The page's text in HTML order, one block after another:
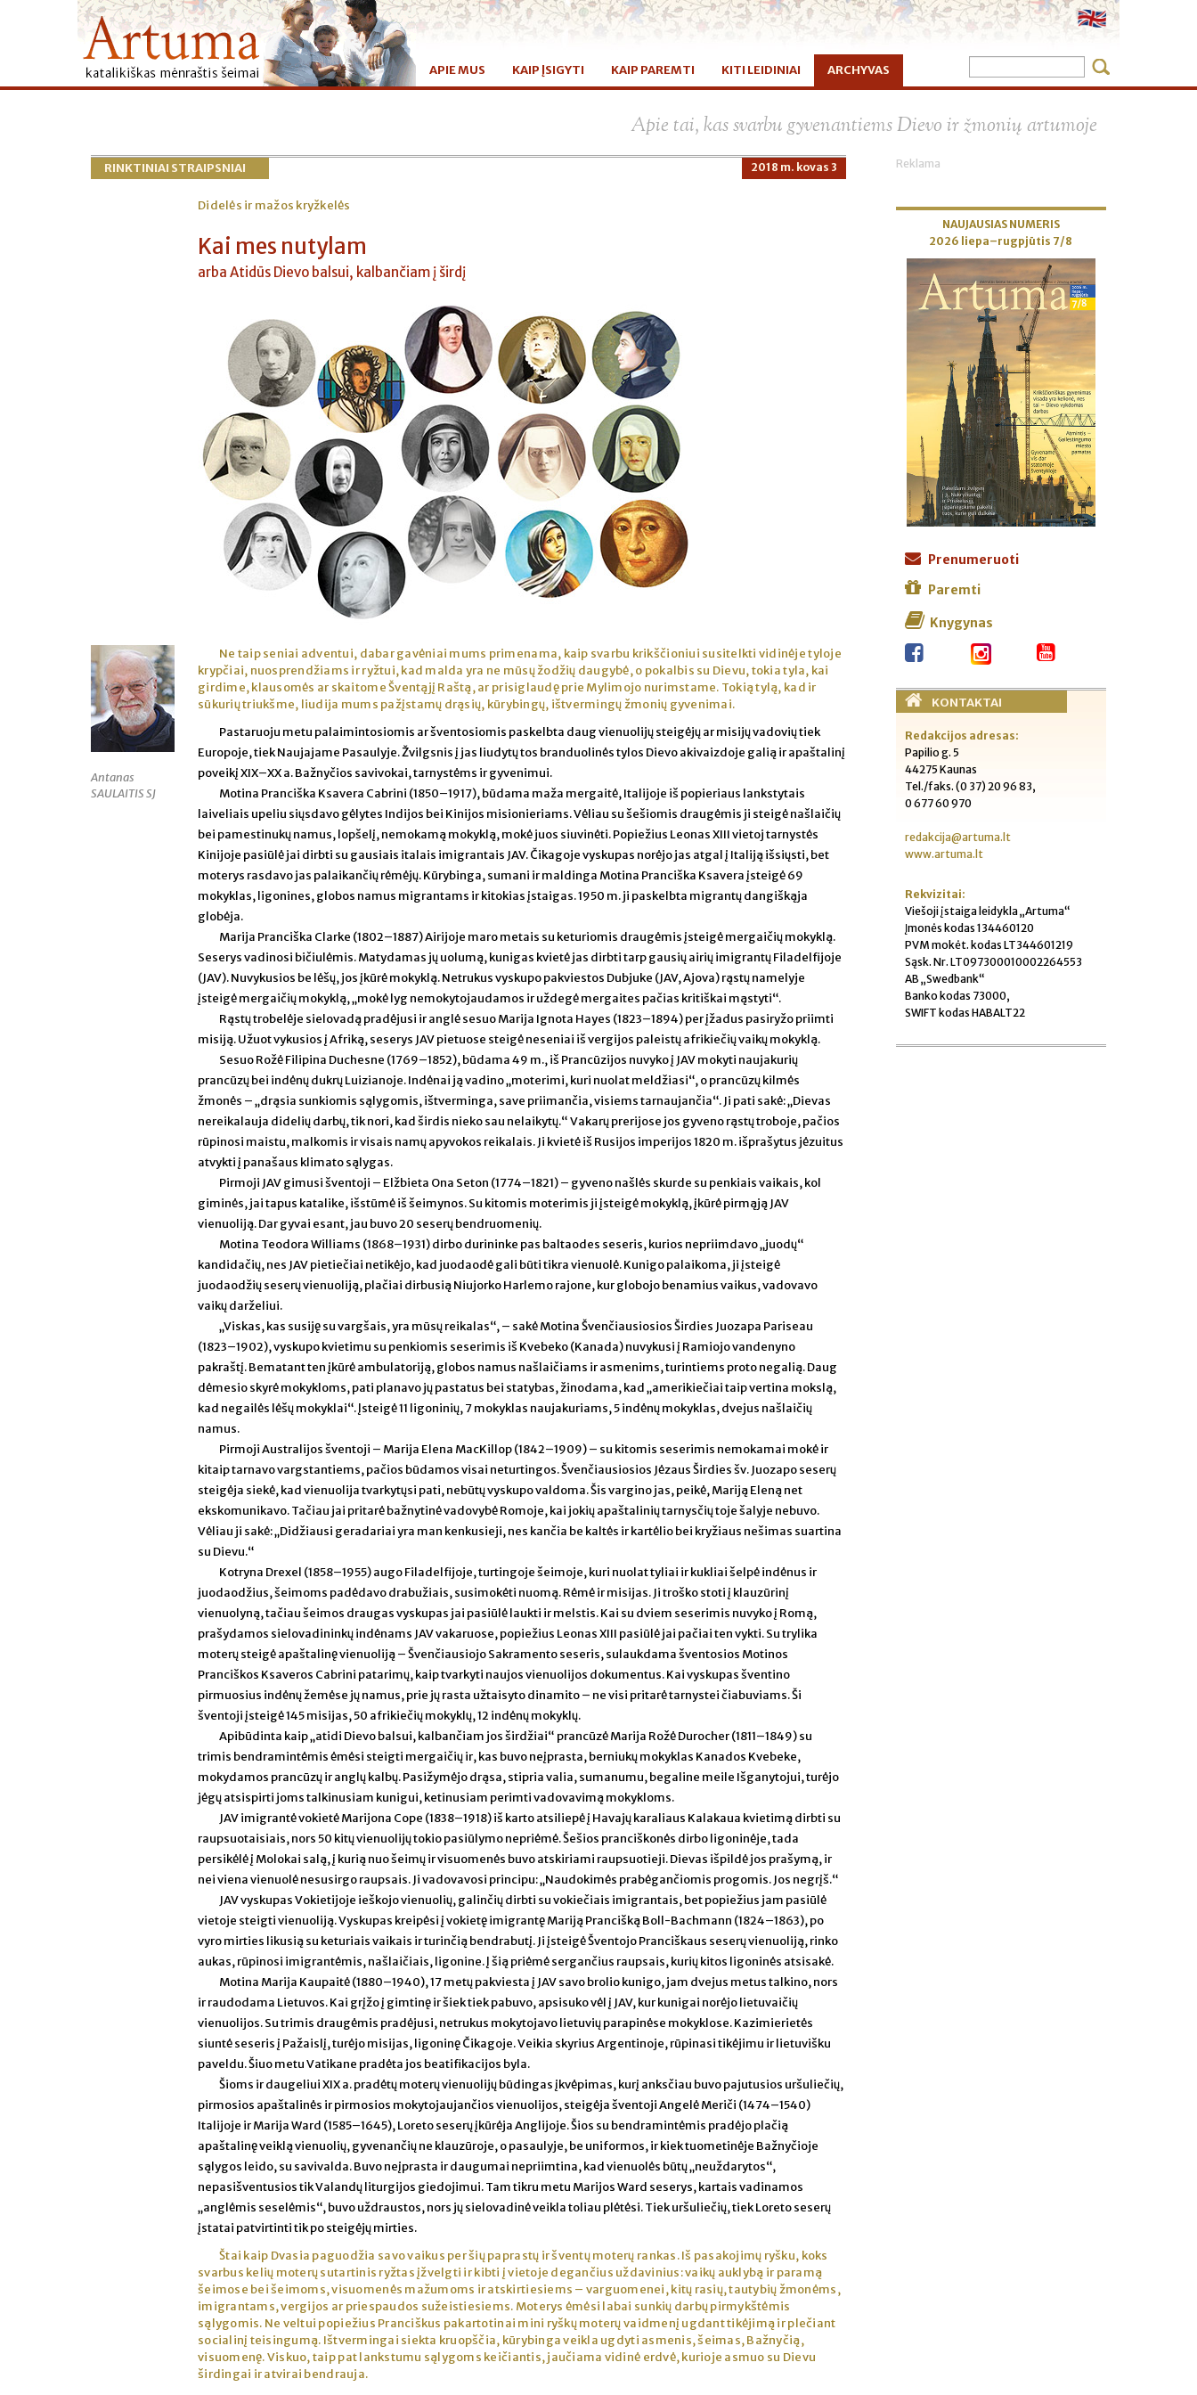
APIE MUS KAIP ĮSIGYTI KAIP PAREMTI KITI LEIDINIAI ARCHYVAS
Apie tai, kas svarbu gyvenantiems Dievo ir žmonių artumoje
RINKTINIAI STRAIPSNIAI 2018 m. kovas 3
Didelės ir mažos kryžkelės
Kai mes nutylam
arba Atidūs Dievo balsui, kalbančiam į širdį
Antanas
SAULAITIS SJ
Ne taip seniai adventui, dabar gavėniai mums primenama, kaip svarbu krikščioniui susitelkti vidinėje tyloje
krypčiai, nuosprendžiams ir ryžtui, kad malda yra ne mūsų žodžių daugybė, o pokalbis su Dievu, tokia tyla, kai
girdime, klausomės ar skaitome Šventąjį Raštą, ar prisiglaudę prie Mylimojo nurimstame. Tokią tylą, kad ir
sūkurių triukšme, liudija mums pažįstamų drąsių, kūrybingų, ištvermingų žmonių gyvenimai.
Pastaruoju metu palaimintosiomis ar šventosiomis paskelbta daug vienuolijų steigėjų ar misijų vadovių tiek
Europoje, tiek Naujajame Pasaulyje. Žvilgsnis į jas liudytų tos branduolinės tylos Dievo akivaizdoje galią ir apaštalinį
poveikį XIX–XX a. Bažnyčios savivokai, tarnystėms ir gyvenimui.
Motina Pranciška Ksavera Cabrini (1850–1917), būdama maža mergaitė, Italijoje iš popieriaus lankstytais
laiveliais upeliu siųsdavo gėlytes Indijos bei Kinijos misionieriams. Vėliau su šešiomis draugėmis ji steigė našlaičių
bei pamestinukų namus, lopšelį, nemokamą mokyklą, mokė juos siuvinėti. Popiežius Leonas XIII vietoj tarnystės
Kinijoje pasiūlė jai dirbti su gausiais italais imigrantais JAV. Čikagoje vyskupas norėjo jas atgal į Italiją išsiųsti, bet
moterys rasdavo jas palaikančių rėmėjų. Kūrybinga, sumani ir maldinga Motina Pranciška Ksavera įsteigė 69
mokyklas, ligonines, globos namus migrantams ir kitokias įstaigas. 1950 m. ji paskelbta migrantų dangiškąja
globėja.
Marija Pranciška Clarke (1802–1887) Airijoje maro metais su keturiomis draugėmis įsteigė mergaičių mokyklą.
Seserys vadinosi bičiulėmis. Matydamas jų uolumą, kunigas kvietė jas dirbti tarp gausių airių imigrantų Filadelfijoje
(JAV). Nuvykusios be lėšų, jos įkūrė mokyklą. Netrukus vyskupo pakviestos Dubjuke (JAV, Ajova) rąstų namelyje
įsteigė mergaičių mokyklą, „mokė lyg nemokytojaudamos ir uždegė mergaites pačias kritiškai mąstyti“.
Rąstų trobelėje sielovadą pradėjusi ir anglė sesuo Marija Ignota Hayes (1823–1894) per įžadus pasiryžo priimti
misiją. Užuot vykusios į Afriką, seserys JAV pietuose steigė neseniai iš vergijos paleistų afrikiečių vaikų mokyklą.
Sesuo Rožė Filipina Duchesne (1769–1852), būdama 49 m., iš Prancūzijos nuvyko į JAV mokyti naujakurių
prancūzų bei indėnų dukrų Luizianoje. Indėnai ją vadino „moterimi, kuri nuolat meldžiasi“, o prancūzų kilmės
žmonės – „drąsia sunkiomis sąlygomis, ištverminga, save priimančia, visiems tarnaujančia“. Ji pati sakė: „Dievas
nereikalauja didelių darbų, tik nori, kad širdis nieko sau nelaikytų.“ Vakarų prerijose jos gyveno rąstų troboje, pačios
rūpinosi maistu, malkomis ir visais namų apyvokos reikalais. Ji kvietė iš Rusijos imperijos 1820 m. išprašytus jėzuitus
atvykti į panašaus klimato sąlygas.
Pirmoji JAV gimusi šventoji – Elžbieta Ona Seton (1774–1821) – gyveno našlės skurde su penkiais vaikais, kol
giminės, jai tapus katalike, išstūmė iš šeimynos. Su kitomis moterimis ji įsteigė mokyklą, įkūrė pirmąją JAV
vienuoliją. Dar gyvai esant, jau buvo 20 seserų bendruomenių.
Motina Teodora Williams (1868–1931) dirbo durininke pas baltaodes seseris, kurios nepriimdavo „juodų“
kandidačių, nes JAV pietiečiai netikėjo, kad juodaodė gali būti tikra vienuolė. Kunigo palaikoma, ji įsteigė
juodaodžių seserų vienuoliją, plačiai dirbusią Niujorko Harlemo rajone, kur globojo benamius vaikus, vadovavo
vaikų darželiui.
„Viskas, kas susiję su vargšais, yra mūsų reikalas“, – sakė Motina Švenčiausiosios Širdies Juozapa Pariseau
(1823–1902), vyskupo kvietimu su penkiomis seserimis iš Kvebeko (Kanada) nuvykusi į Ramiojo vandenyno
pakraštį. Bematant ten įkūrė ambulatoriją, globos namus našlaičiams ir asmenims, turintiems proto negalią. Daug
dėmesio skyrė mokykloms, pati planavo jų pastatus bei statybas, žinodama, kad „amerikiečiai taip vertina mokslą,
kad negailės lėšų mokyklai“. Įsteigė 11 ligoninių, 7 mokyklas naujakuriams, 5 indėnų mokyklas, dvejus našlaičių
namus.
Pirmoji Australijos šventoji – Marija Elena MacKillop (1842–1909) – su kitomis seserimis nemokamai mokė ir
kitaip tarnavo vargstantiems, pačios būdamos visai neturtingos. Švenčiausiosios Jėzaus Širdies šv. Juozapo seserų
steigėja siekė, kad vienuolija tvarkytųsi pati, nebūtų vyskupo valdoma. Šis vargino jas, peikė, Mariją Eleną net
ekskomunikavo. Tačiau jai pritarė bažnytinė vadovybė Romoje, kai jokių apaštalinių tarnysčių toje šalyje nebuvo.
Vėliau ji sakė: „Didžiausi geradariai yra man kenkusieji, nes kančia be kaltės ir kartėlio bei kryžiaus nešimas suartina
su Dievu.“
Kotryna Drexel (1858–1955) augo Filadelfijoje, turtingoje šeimoje, kuri nuolat tyliai ir kukliai šelpė indėnus ir
juodaodžius, šeimoms padėdavo drabužiais, susimokėti nuomą. Rėmė ir misijas. Ji troško stoti į klauzūrinį
vienuolyną, tačiau šeimos draugas vyskupas jai pasiūlė laukti ir melstis. Kai su dviem seserimis nuvyko į Romą,
prašydamos sielovadininkų indėnams JAV vakaruose, popiežius Leonas XIII pasiūlė jai pačiai ten vykti. Su trylika
moterų steigė apaštalinę vienuoliją – Švenčiausiojo Sakramento seseris, sulaukdama šventosios Motinos
Pranciškos Ksaveros Cabrini patarimų, kaip tvarkyti naujos vienuolijos dokumentus. Kai vyskupas šventino
pirmuosius indėnų žemėse jų namus, prie jų rasta užtaisyto dinamito – ne visi pritarė tarnystei čiabuviams. Ši
šventoji įsteigė 145 misijas, 50 afrikiečių mokyklų, 12 indėnų mokyklų.
Apibūdinta kaip „atidi Dievo balsui, kalbančiam jos širdžiai“ prancūzė Marija Rožė Durocher (1811–1849) su
trimis bendramintėmis ėmėsi steigti mergaičių ir, kas buvo neįprasta, berniukų mokyklas Kanados Kvebeke,
mokydamos prancūzų ir anglų kalbų. Pasižymėjo drąsa, stipria valia, sumanumu, begaline meile Išganytojui, turėjo
jėgų atsispirti joms talkinusiam kunigui, ketinusiam perimti vadovavimą mokykloms.
JAV imigrantė vokietė Marijona Cope (1838–1918) iš karto atsiliepė į Havajų karaliaus Kalakaua kvietimą dirbti su
raupsuotaisiais, nors 50 kitų vienuolijų tokio pasiūlymo nepriėmė. Šešios pranciškonės dirbo ligoninėje, tada
persikėlė į Molokai salą, į kurią nuo šeimų ir visuomenės buvo atskiriami raupsuotieji. Dievas išpildė jos prašymą, ir
nei viena vienuolė nesusirgo raupsais. Ji vadovavosi principu: „Naudokimės prabėgančiomis progomis. Jos negrįš.“
JAV vyskupas Vokietijoje ieškojo vienuolių, galinčių dirbti su vokiečiais imigrantais, bet popiežius jam pasiūlė
vietoje steigti vienuoliją. Vyskupas kreipėsi į vokietę imigrantę Mariją Prancišką Boll-Bachmann (1824–1863), po
vyro mirties likusią su keturiais vaikais ir turinčią bendrabutį. Ji įsteigė Šventojo Pranciškaus seserų vienuoliją, rinko
aukas, rūpinosi imigrantėmis, našlaičiais, ligonine. Į šią priėmė sergančius raupsais, kurių kitos ligoninės atsisakė.
Motina Marija Kaupaitė (1880–1940), 17 metų pakviesta į JAV savo brolio kunigo, jam dvejus metus talkino, nors
ir raudodama Lietuvos. Kai grįžo į gimtinę ir šiek tiek pabuvo, apsisuko vėl į JAV, kur kunigai norėjo lietuvaičių
vienuolijos. Su trimis draugėmis pradėjusi, netrukus mokytojavo lietuvių parapinėse mokyklose. Kazimierietės
siuntė seseris į Pažaislį, turėjo misijas, ligoninę Čikagoje. Veikia skyrius Argentinoje, rūpinasi tikėjimu ir lietuvišku
paveldu. Šiuo metu Vatikane pradėta jos beatifikacijos byla.
Šioms ir daugeliui XIX a. pradėtų moterų vienuolijų būdingas įkvėpimas, kurį anksčiau buvo pajutusios uršuliečių,
pirmosios apaštalinės ir pirmosios mokytojaujančios vienuolijos, steigėja šventoji Angelė Meriči (1474–1540)
Italijoje ir Marija Ward (1585–1645), Loreto seserų įkūrėja Anglijoje. Šios su bendramintėmis pradėjo plačią
apaštalinę veiklą vienuolių, gyvenančių ne klauzūroje, o pasaulyje, be uniformos, ir kiek tuometinėje Bažnyčioje
sąlygos leido, su savivalda. Buvo neįprasta ir daugumai nepriimtina, kad vienuolės būtų „neuždarytos“,
nepasišventusios tik Valandų liturgijos giedojimui. Tam tikru metu Marijos Ward seserys, kartais vadinamos
„anglėmis seselėmis“, buvo uždraustos, nors jų sielovadinė veikla toliau plėtėsi. Tiek uršuliečių, tiek Loreto seserų
įstatai patvirtinti tik po steigėjų mirties.
Štai kaip Dvasia paguodžia savo vaikus per šių paprastų ir šventų moterų rankas. Iš pasakojimų ryšku, koks
svarbus kelių moterų sutartinis ryžtas įžvelgti ir kibti į vietoje degančius uždavinius: vaikų auklybą ir paramą
šeimose bei šeimoms, visuomenės mažumoms ir atskirtiesiems – varguomenei, kitų rasių, tautybių žmonėms,
imigrantams, vergijos ar priespaudos sužeistiesiems. Moterys ėmėsi labai sunkių darbų pirmykštėmis
sąlygomis. Ne veltui popiežius Pranciškus pakartotinai mini ryškų moterų vaidmenį ugdant tikėjimą ir plečiant
socialinį teisingumą. Ištvermingai siekta kruopščia, kūrybinga veikla ugdyti asmenis, šeimas, Bažnyčią,
visuomenę. Viskuo, taip pat lankstumu sąlygoms keičiantis, jaučiama vidinė erdvė, kurioje asmuo su Dievu
širdingai ir atvirai bendrauja.
Reklama
NAUJAUSIAS NUMERIS
2026 liepa–rugpjūtis 7/8
Prenumeruoti
Paremti
Knygynas
KONTAKTAI
Redakcijos adresas:
Papilio g. 5
44275 Kaunas
Tel./faks. (0 37) 20 96 83,
0 677 60 970
redakcija@artuma.lt
www.artuma.lt
Rekvizitai:
Viešoji įstaiga leidykla „Artuma“
Įmonės kodas 134460120
PVM mokėt. kodas LT344601219
Sąsk. Nr. LT097300010002264553
AB „Swedbank“
Banko kodas 73000,
SWIFT kodas HABALT22